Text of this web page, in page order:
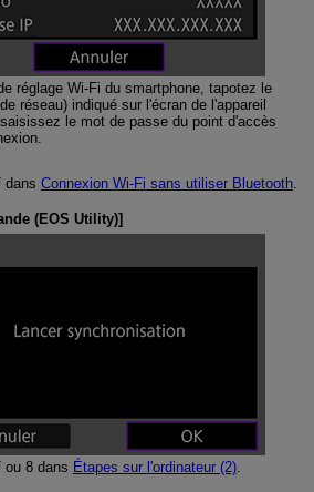
réglage Wi-Fi du smartphone, tapotez le
réseau) indiqué sur l'écran de l'appareil
le mot de passe du point d'accès
dans Connexion Wi-Fi sans utiliser Bluetooth.
(EOS Utility)]
ou 8 dans Étapes sur l'ordinateur (2).